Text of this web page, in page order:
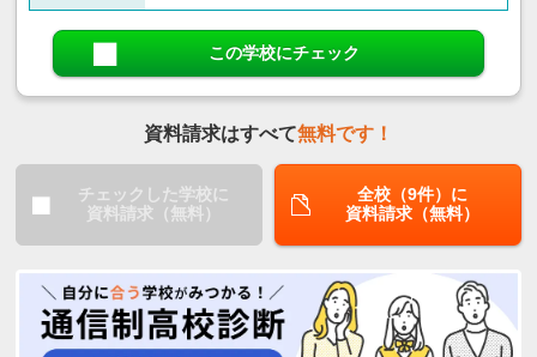
この学校にチェック
資料請求はすべて無料です！
チェックした学校に
資料請求（無料）
全校（9件）に
資料請求（無料）